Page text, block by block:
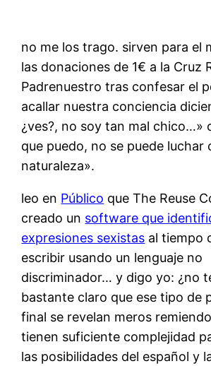
no me los trago. sirven para el
las donaciones de 1€ a la Cruz
Padrenuestro tras confesar el
acallar nuestra conciencia
¿ves?, no soy tan mal chico…»
que puedo, no se puede luchar
naturaleza».
leo en Público que The Reuse
creado un software que
expresiones sexistas al tiempo
escribir usando un lenguaje no
discriminador… y digo yo: ¿no
bastante claro que ese tipo de
final se revelan meros
tienen suficiente complejidad
las posibilidades del español y